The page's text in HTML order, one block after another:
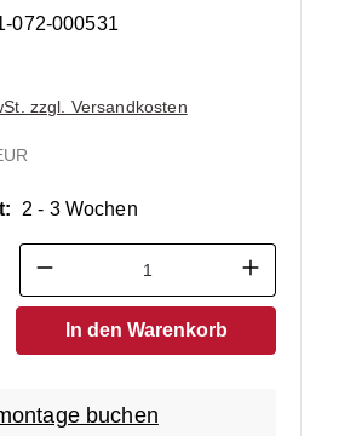
072-000531
zzgl. Versandkosten
2 - 3 Wochen
Produkt Anzahl: Gib den
In den Warenkorb
buchen